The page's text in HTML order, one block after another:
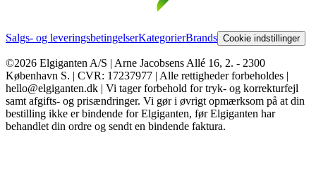
Salgs- og leveringsbetingelserKategorierBrands Cookie indstillinger
©2026 Elgiganten A/S | Arne Jacobsens Allé 16, 2. - 2300
København S. | CVR: 17237977 | Alle rettigheder forbeholdes |
hello@elgiganten.dk | Vi tager forbehold for tryk- og korrekturfejl
samt afgifts- og prisændringer. Vi gør i øvrigt opmærksom på at din
bestilling ikke er bindende for Elgiganten, før Elgiganten har
behandlet din ordre og sendt en bindende faktura.